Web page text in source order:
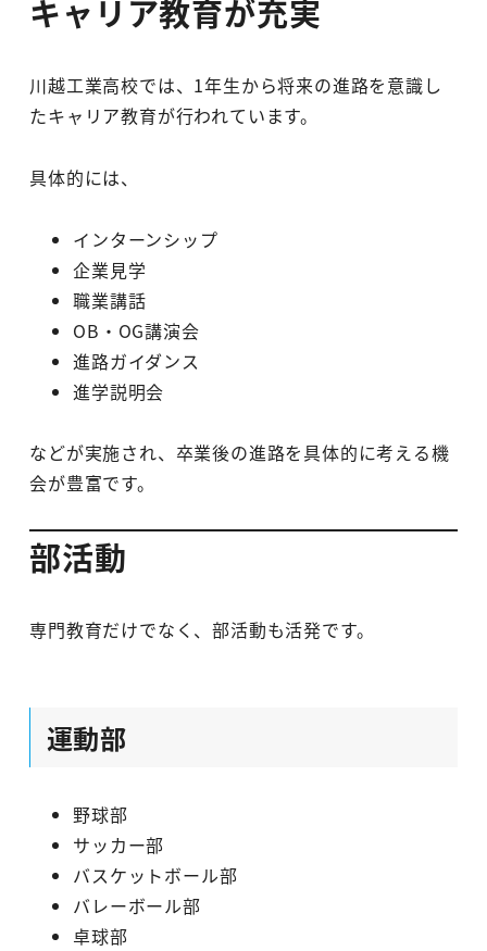
キャリア教育が充実
川越工業高校では、1年生から将来の進路を意識し
たキャリア教育が行われています。
具体的には、
インターンシップ
企業見学
職業講話
OB・OG講演会
進路ガイダンス
進学説明会
などが実施され、卒業後の進路を具体的に考える機
会が豊富です。
部活動
専門教育だけでなく、部活動も活発です。
運動部
野球部
サッカー部
バスケットボール部
バレーボール部
卓球部